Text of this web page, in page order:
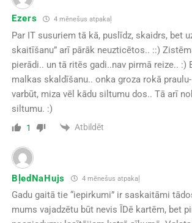
Ezers 4 mēnešus atpakaļ
Par IT susuriem tā kā, puslīdz, skaidrs, bet
skaitīšanu” arī pārāk neuzticētos.. ::)
pierādi.. un tā ritēs gadi..nav pirmā reize.. :)
malkas skaldīšanu.. onka groza rokā
varbūt, miza vēl kādu siltumu dos.. Tā arī
siltumu. :)
1 Atbildēt
BļedNaHujs 4 mēnešus atpakaļ
Gadu gaitā tie “iepirkumi” ir saskaitāmi
mums vajadzētu būt nevis ĪDē kartēm, bet